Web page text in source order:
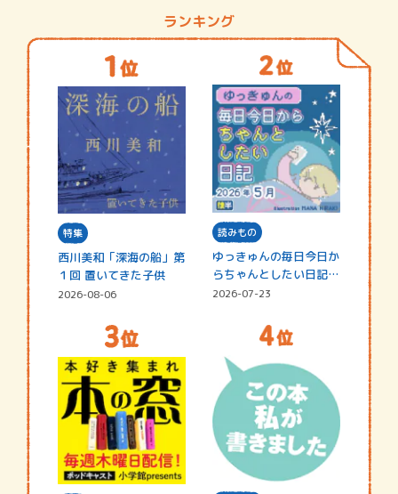
ランキング
特集
西川美和「深海の船」第
１回 置いてきた子供
2026-08-06
読みもの
ゆっきゅんの毎日今日か
らちゃんとしたい日記
☆202…
2026-07-23